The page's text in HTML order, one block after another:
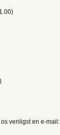
venligst en e-mail: